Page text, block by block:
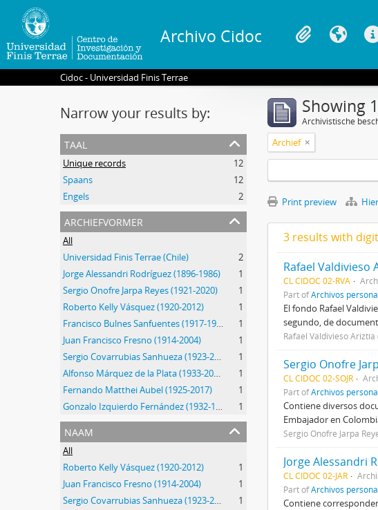
Archivo Cidoc
Cidoc - Universidad Finis Terrae
Narrow your results by:
taal
Unique records
12
Spaans
12
Engels
2
archiefvormer
All
Universidad Finis Terrae (Chile)
2
Jorge Alessandri Rodríguez (1896-1986)
1
Sergio Onofre Jarpa Reyes (1921-2020)
1
Roberto Kelly Vásquez (1920-2012)
1
Francisco Bulnes Sanfuentes (1917-1999)
1
Juan Francisco Fresno (1914-2004)
1
Sergio Covarrubias Sanhueza (1923-2017)
1
Alfonso Márquez de la Plata (1933-2014)
1
Fernando Matthei Aubel (1925-2017)
1
Gonzalo Izquierdo Fernández (1932-1990)
1
naam
All
Roberto Kelly Vásquez (1920-2012)
1
Juan Francisco Fresno (1914-2004)
1
Sergio Covarrubias Sanhueza (1923-2017)
1
Showing
Archivistische
Archief
Print preview
3 results with
Rafael Valdivieso
CL CIDOC 02-RVA
Part ofArchivos
El fondo Rafael
segundo, de
Rafael Valdivieso Ariztía
Sergio Onofre
CL CIDOC 02-SOJR
Part ofArchivos
Contiene diversos
Embajador en
Sergio Onofre Jarpa
Jorge Alessandri
CL CIDOC 02-JAR
Part ofArchivos
Contiene